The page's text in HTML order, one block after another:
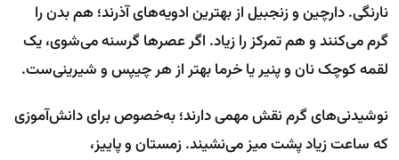
نارنگی. دارچین و زنجبیل از بهترین ادویه‌های آذرند؛ هم بدن را
گرم می‌کنند و هم تمرکز را زیاد. اگر عصرها گرسنه می‌شوی، یک
لقمه کوچک نان و پنیر یا خرما بهتر از هر چیپس و شیرینی‌ست.
نوشیدنی‌های گرم نقش مهمی دارند؛ به‌خصوص برای دانش‌آموزی
که ساعت زیاد پشت میز می‌نشیند. زمستان و پاییز،